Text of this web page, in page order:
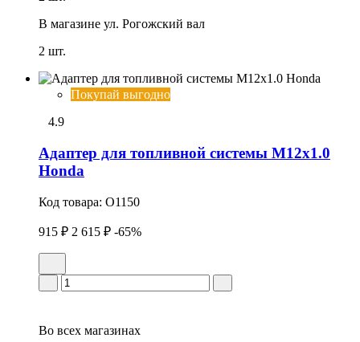
В магазине ул. Рогожский вал
2 шт.
Покупай выгодно
4.9
Адаптер для топливной системы М12х1.0
Honda
Код товара: O1150
915 ₽ 2 615 ₽ -65%
Во всех магазинах